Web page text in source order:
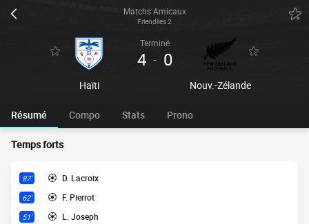
Matchs Amicaux
Friendlies 2
Haïti
Terminé
4 - 0
Nouv.-Zélande
Résumé Compo Stats Prono
Temps forts
87' D. Lacroix
62' F. Pierrot
51' L. Joseph